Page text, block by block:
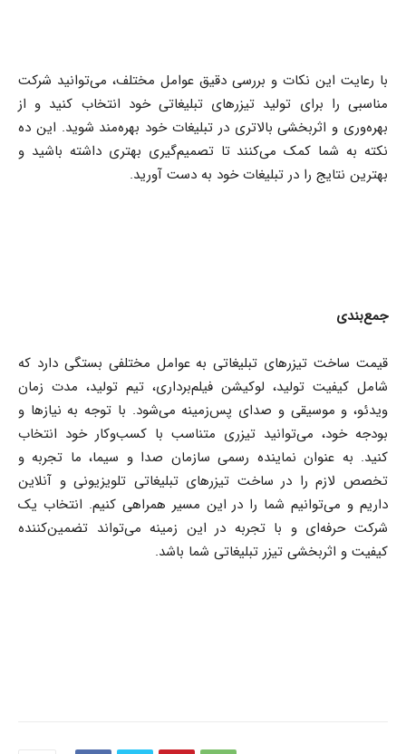
با رعایت این نکات و بررسی دقیق عوامل مختلف، می‌توانید شرکت
مناسبی را برای تولید تیزرهای تبلیغاتی خود انتخاب کنید و از
بهره‌وری و اثربخشی بالاتری در تبلیغات خود بهره‌مند شوید. این ده
نکته به شما کمک می‌کنند تا تصمیم‌گیری بهتری داشته باشید و
بهترین نتایج را در تبلیغات خود به دست آورید.
جمع‌بندی
قیمت ساخت تیزرهای تبلیغاتی به عوامل مختلفی بستگی دارد که
شامل کیفیت تولید، لوکیشن فیلم‌برداری، تیم تولید، مدت زمان
ویدئو، و موسیقی و صدای پس‌زمینه می‌شود. با توجه به نیازها و
بودجه خود، می‌توانید تیزری متناسب با کسب‌وکار خود انتخاب
کنید. به عنوان نماینده رسمی سازمان صدا و سیما، ما تجربه و
تخصص لازم را در ساخت تیزرهای تبلیغاتی تلویزیونی و آنلاین
داریم و می‌توانیم شما را در این مسیر همراهی کنیم. انتخاب یک
شرکت حرفه‌ای و با تجربه در این زمینه می‌تواند تضمین‌کننده
کیفیت و اثربخشی تیزر تبلیغاتی شما باشد.